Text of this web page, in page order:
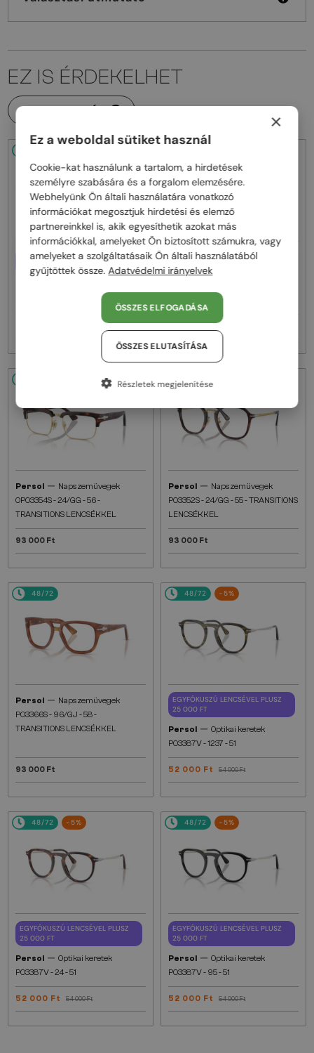
EZ IS ÉRDEKELHET
MINDEN TERMÉK
EGYFÓKUSZÚ LENCSÉVEL PLUSZ
25 000 FT
EGYFÓKUSZÚ LENCSÉVEL PLUSZ
25 000 FT
PO1030V - 515 - 57
72 000 Ft
Persol — Napszemüvegek
0PO3354S - 24/GG - 56 -
TRANSITIONS LENCSÉKKEL
93 000 Ft
48/72
Persol — Napszemüvegek
PO3352S - 24/GG - 55 - TRANSITIONS
LENCSÉKKEL
93 000 Ft
48/72
Persol — Napszemüvegek
PO3366S - 96/GJ - 58 -
TRANSITIONS LENCSÉKKEL
93 000 Ft
48/72 -5%
EGYFÓKUSZÚ LENCSÉVEL PLUSZ
25 000 FT
Persol — Optikai keretek
PO3387V - 1237 - 51
52 000 Ft 54 000 Ft
48/72 -5%
EGYFÓKUSZÚ LENCSÉVEL PLUSZ
25 000 FT
Persol — Optikai keretek
PO3387V - 24 - 51
52 000 Ft 54 000 Ft
48/72 -5%
EGYFÓKUSZÚ LENCSÉVEL PLUSZ
25 000 FT
Persol — Optikai keretek
PO3387V - 95 - 51
52 000 Ft 54 000 Ft
×
Ez a weboldal sütiket használ
Cookie-kat használunk a tartalom, a hirdetések
személyre szabására és a forgalom elemzésére.
Webhelyünk Ön általi használatára vonatkozó
információkat megosztjuk hirdetési és elemző
partnereinkkel is, akik egyesíthetik azokat más
információkkal, amelyeket Ön biztosított számukra, vagy
amelyeket a szolgáltatásaik Ön általi használatából
gyűjtöttek össze.Adatvédelmi irányelvek
ÖSSZES ELFOGADÁSA
ÖSSZES ELUTASÍTÁSA
Részletek megjelenítése